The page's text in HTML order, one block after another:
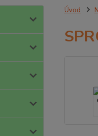
Úvod